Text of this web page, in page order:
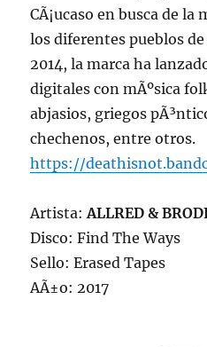
CÃ¡ucaso en busca de
los diferentes pueblos
2014, la marca ha
digitales con mÃºsica
abjasios, griegos
chechenos, entre otros.
https://
Artista:ALLRED &
Disco: Find The Ways
Sello: Erased Tapes
AÃ±o: 2017